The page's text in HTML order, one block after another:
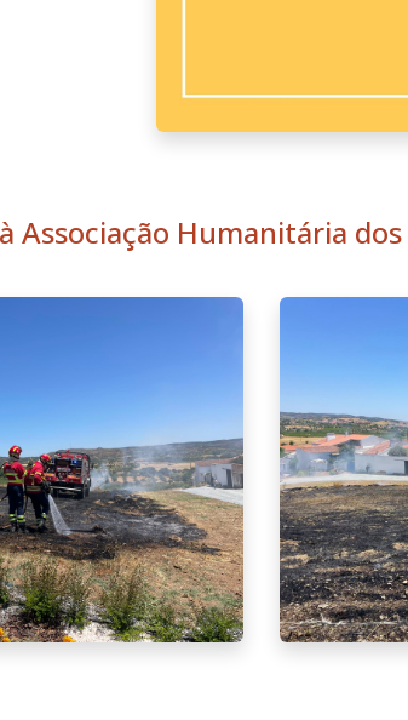
Associação Humanitária